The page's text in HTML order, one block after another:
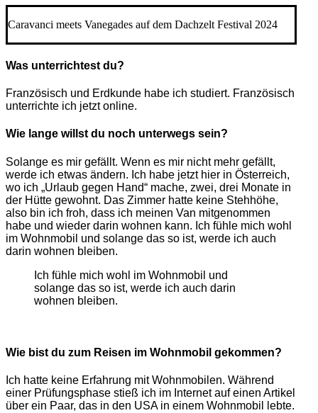
Caravanci meets Vanegades auf dem Dachzelt Festival 2024
Was unterrichtest du?
Französisch und Erdkunde habe ich studiert. Französisch
unterrichte ich jetzt online.
Wie lange willst du noch unterwegs sein?
Solange es mir gefällt. Wenn es mir nicht mehr gefällt,
werde ich etwas ändern. Ich habe jetzt hier in Österreich,
wo ich „Urlaub gegen Hand“ mache, zwei, drei Monate in
der Hütte gewohnt. Das Zimmer hatte keine Stehhöhe,
also bin ich froh, dass ich meinen Van mitgenommen
habe und wieder darin wohnen kann. Ich fühle mich wohl
im Wohnmobil und solange das so ist, werde ich auch
darin wohnen bleiben.
Ich fühle mich wohl im Wohnmobil und
solange das so ist, werde ich auch darin
wohnen bleiben.
Wie bist du zum Reisen im Wohnmobil gekommen?
Ich hatte keine Erfahrung mit Wohnmobilen. Während
einer Prüfungsphase stieß ich im Internet auf einen Artikel
über ein Paar, das in den USA in einem Wohnmobil lebte.